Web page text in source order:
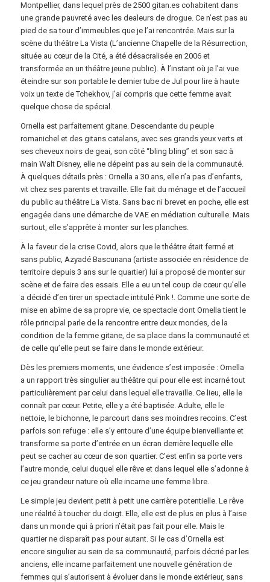
Montpellier, dans lequel près de 2500 gitan.es cohabitent dans
une grande pauvreté avec les dealeurs de drogue. Ce n’est pas au
pied de sa tour d’immeubles que je l’ai rencontrée. Mais sur la
scène du théâtre La Vista (L’ancienne Chapelle de la Résurrection,
située au cœur de la Cité, a été désacralisée en 2006 et
transformée en un théâtre jeune public). À l’instant où je l’ai vue
éteindre sur son portable le dernier tube de Jul pour lire à haute
voix un texte de Tchekhov, j’ai compris que cette femme avait
quelque chose de spécial.
Ornella est parfaitement gitane. Descendante du peuple
romanichel et des gitans catalans, avec ses grands yeux verts et
ses cheveux noirs de geai, son côté “bling bling” et son sac à
main Walt Disney, elle ne dépeint pas au sein de la communauté.
À quelques détails près : Ornella a 30 ans, elle n’a pas d’enfants,
vit chez ses parents et travaille. Elle fait du ménage et de l’accueil
du public au théâtre La Vista. Sans bac ni brevet en poche, elle est
engagée dans une démarche de VAE en médiation culturelle. Mais
surtout, elle s’apprête à monter sur les planches.
À la faveur de la crise Covid, alors que le théâtre était fermé et
sans public, Azyadé Bascunana (artiste associée en résidence de
territoire depuis 3 ans sur le quartier) lui a proposé de monter sur
scène et de faire des essais. Elle a eu un tel coup de cœur qu’elle
a décidé d’en tirer un spectacle intitulé Pink !. Comme une sorte de
mise en abîme de sa propre vie, ce spectacle dont Ornella tient le
rôle principal parle de la rencontre entre deux mondes, de la
condition de la femme gitane, de sa place dans la communauté et
de celle qu’elle peut se faire dans le monde extérieur.
Dès les premiers moments, une évidence s’est imposée : Ornella
a un rapport très singulier au théâtre qui pour elle est incarné tout
particulièrement par celui dans lequel elle travaille. Ce lieu, elle le
connaît par cœur. Petite, elle y a été baptisée. Adulte, elle le
nettoie, le bichonne, le parcourt dans ses moindres recoins. C’est
parfois son refuge : elle s’y entoure d’une équipe bienveillante et
transforme sa porte d’entrée en un écran derrière lequelle elle
peut se cacher au cœur de son quartier. C’est enfin sa porte vers
l’autre monde, celui duquel elle rêve et dans lequel elle s’adonne à
ce jeu grandeur nature où elle incarne une femme libre.
Le simple jeu devient petit à petit une carrière potentielle. Le rêve
une réalité à toucher du doigt. Elle, elle est de plus en plus à l’aise
dans un monde qui à priori n’était pas fait pour elle. Mais le
quartier ne disparaît pas pour autant. Si le cas d’Ornella est
encore singulier au sein de sa communauté, parfois décrié par les
anciens, elle incarne parfaitement une nouvelle génération de
femmes qui s’autorisent à évoluer dans le monde extérieur, sans